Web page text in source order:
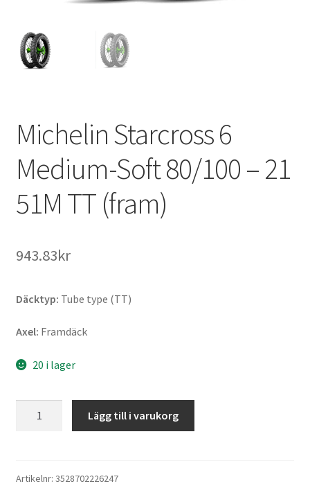
Michelin Starcross 6
Medium-Soft 80/100 – 21
51M TT (fram)
943.83kr
Däcktyp: Tube type (TT)
Axel: Framdäck
20 i lager
Soft
Lägg till i varukorg
Artikelnr: 3528702226247